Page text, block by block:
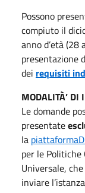
Possono
compiuto il
anno d’età
presentazione
dei requisiti
MODALITÀ’ DI
Le domande
presentate
la
per le Politiche
Universale,
inviare